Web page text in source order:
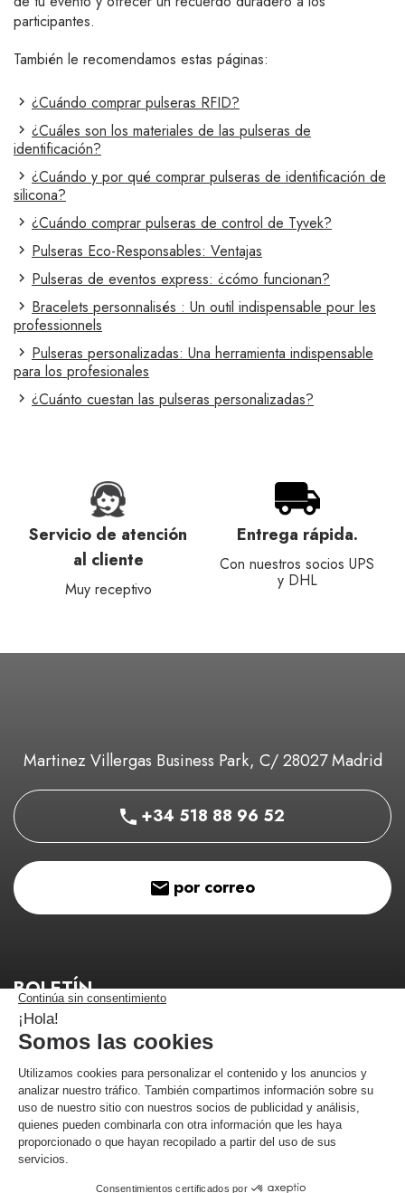
participantes.
También le recomendamos estas páginas:
¿Cuándo comprar pulseras RFID?
¿Cuáles son los materiales de las pulseras de
identificación?
¿Cuándo y por qué comprar pulseras de identificación de
silicona?
¿Cuándo comprar pulseras de control de Tyvek?
Pulseras Eco-Responsables: Ventajas
Pulseras de eventos express: ¿cómo funcionan?
Bracelets personnalisés : Un outil indispensable pour les
professionnels
Pulseras personalizadas: Una herramienta indispensable
para los profesionales
¿Cuánto cuestan las pulseras personalizadas?
Servicio de atención
al cliente
Muy receptivo
Entrega rápida.
Con nuestros socios UPS
y DHL
Martinez Villergas Business Park, C/ 28027 Madrid
+34 518 88 96 52
por correo
BOLETÍN
¡Manténgase informado de nuestros buenos planes!
¡Me estoy registrando!
Comerciante aprobado por la Sociedad de Opiniones Contrastadas,
clic aquí para mostrar el certificado